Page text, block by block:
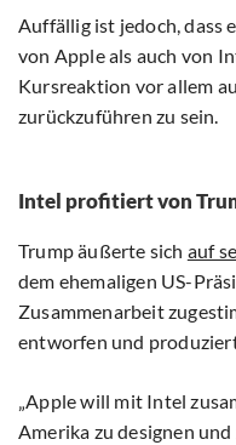
Auffällig ist jedoch, dass
von Apple als auch von
Kursreaktion vor allem
zurückzuführen zu sein.
Intel profitiert von
Trump äußerte sich auf
dem ehemaligen US-
Zusammenarbeit
entworfen und
„Apple will mit Intel
Amerika zu designen und